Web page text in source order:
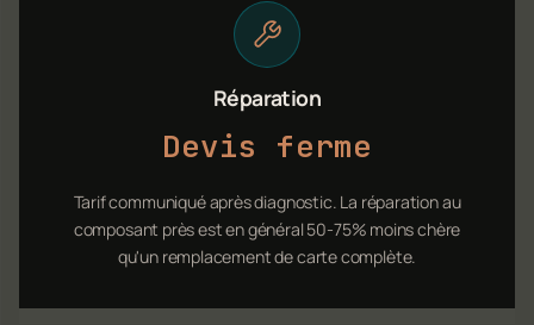
Réparation
Devis ferme
Tarif communiqué après diagnostic. La réparation au
composant près est en général 50-75% moins chère
qu'un remplacement de carte complète.